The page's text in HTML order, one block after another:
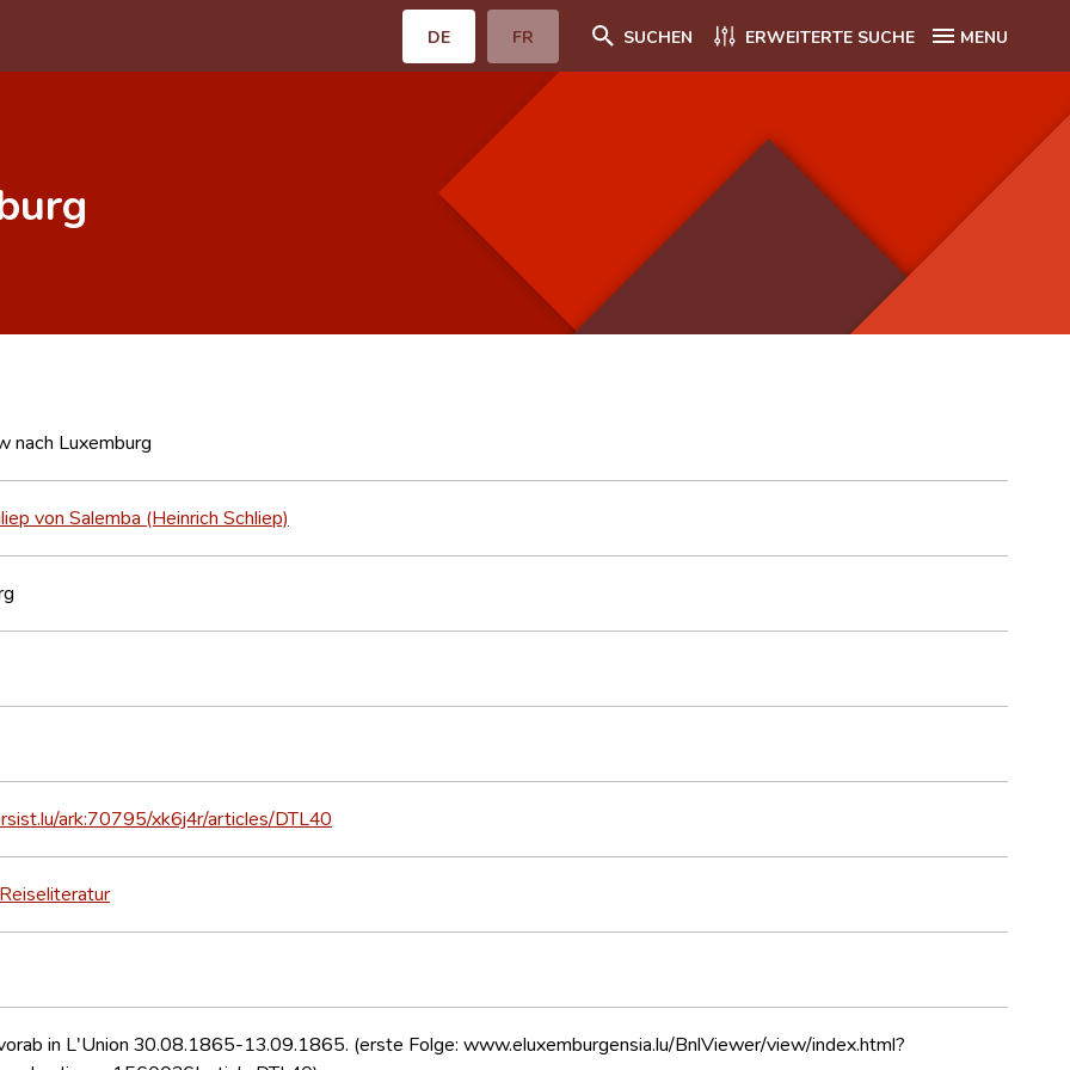
DE FR SUCHEN ERWEITERTE SUCHE MENU
nach Luxemburg
von Salemba (Heinrich Schliep)
ark:70795/xk6j4r/articles/DTL40
Reiseliteratur
in L'Union 30.08.1865-13.09.1865. (erste Folge: www.eluxemburgensia.lu/BnlViewer/view/index.html?